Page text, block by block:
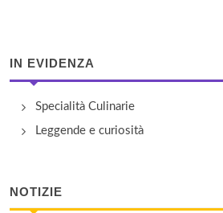
IN EVIDENZA
Specialità Culinarie
Leggende e curiosità
NOTIZIE